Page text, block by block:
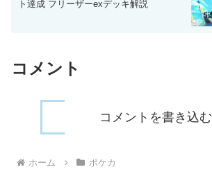
ト達成 フリーザーexデッキ解説
コメント
コメントを書き込む
ホーム ポケカ